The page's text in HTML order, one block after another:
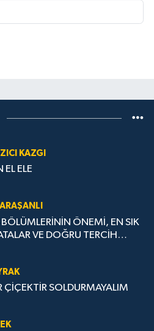
KAZGI
EL ELE
ÖNEMİ, EN SIK
VE DOĞRU TERCİH
ÇİÇEKTİR SOLDURMAYALIM